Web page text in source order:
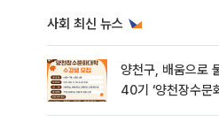
사회 최신 뉴스
양천구, 배움으로
40기 ‘양천장수문